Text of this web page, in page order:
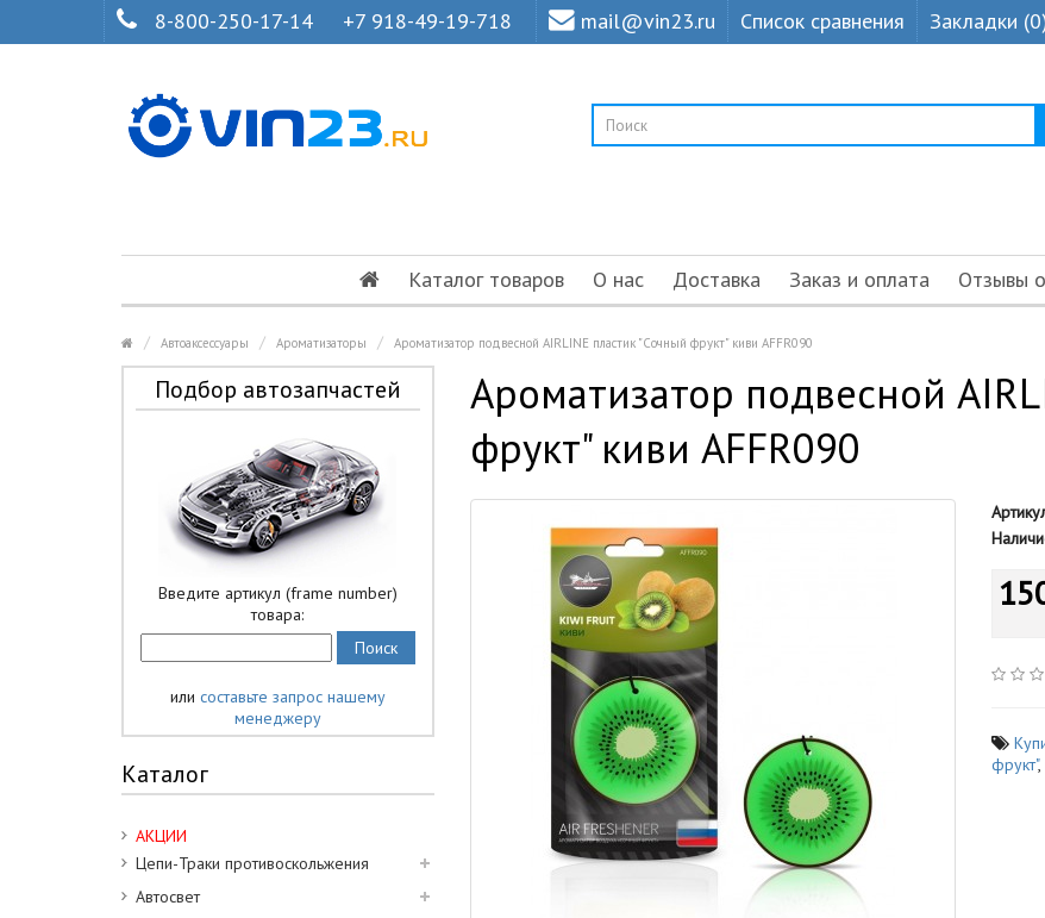
8-800-250-17-14 +7 918-49-19-718 mail@vin23.ru Список сравнения Закладки
Каталог товаров О нас Доставка Заказ и оплата Отзывы
Автоаксессуары Ароматизаторы Ароматизатор подвесной AIRLINE пластик "Сочный фрукт" киви AFFR090
Подбор автозапчастей
Введите артикул (frame number)
товара:
или составьте запрос нашему
менеджеру
Каталог
АКЦИИ
Цепи-Траки противоскольжения
Автосвет
Ароматизатор подвесной
фрукт" киви AFFR090
фрукт",